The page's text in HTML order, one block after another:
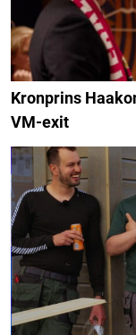
Kronprins
VM-exit